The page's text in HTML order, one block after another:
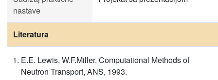
nastave
Literatura
E.E. Lewis, W.F.Miller, Computational Methods of
Neutron Transport, ANS, 1993.